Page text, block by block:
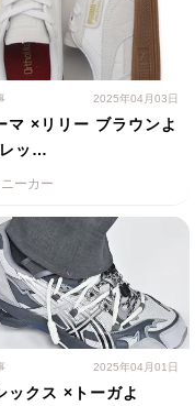
2025年04月03日
マ ×リリー ブラウンよ
ッ…
ーカー
2025年04月01日
ックス ×トーガよ